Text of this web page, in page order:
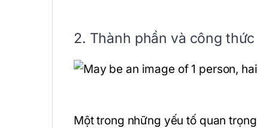
2. Thành phần và công
Một trong những yếu tố quan